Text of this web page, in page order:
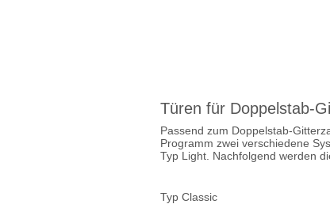
Türen für Doppelstab-
Passend zum Doppelstab-
Programm zwei verschiedene
Typ Light. Nachfolgend werden
Typ Classic